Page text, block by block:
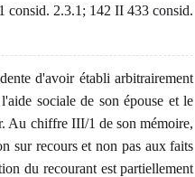
consid. 2.3.1; 142 II 433 consid.
d'avoir établi arbitrairement
sociale de son épouse et le
Au chiffre III/1 de son mémoire,
sur recours et non pas aux faits
du recourant est partiellement